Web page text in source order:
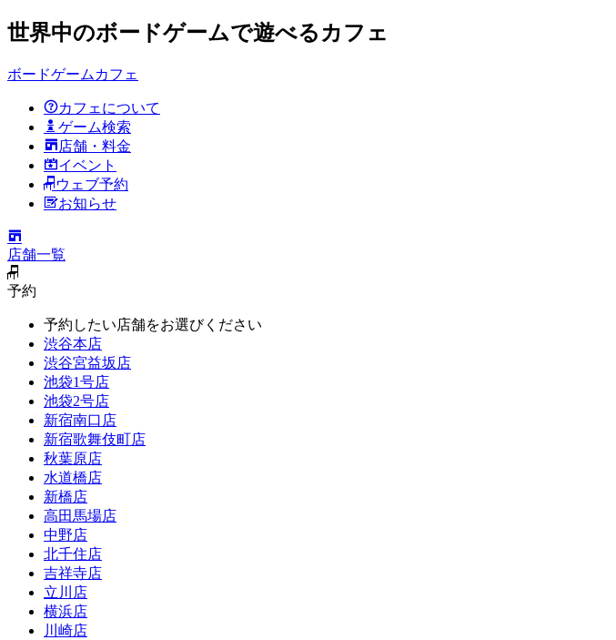
世界中のボードゲームで遊べるカフェ
ボードゲームカフェ
カフェについて
ゲーム検索
店舗・料金
イベント
ウェブ予約
お知らせ
店舗一覧
予約
予約したい店舗をお選びください
渋谷本店
渋谷宮益坂店
池袋1号店
池袋2号店
新宿南口店
新宿歌舞伎町店
秋葉原店
水道橋店
新橋店
高田馬場店
中野店
北千住店
吉祥寺店
立川店
横浜店
川崎店